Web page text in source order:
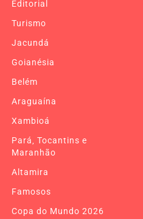
Editorial
Turismo
Jacundá
Goianésia
Belém
Araguaína
Xambioá
Pará, Tocantins e
Maranhão
Altamira
Famosos
Copa do Mundo 2026